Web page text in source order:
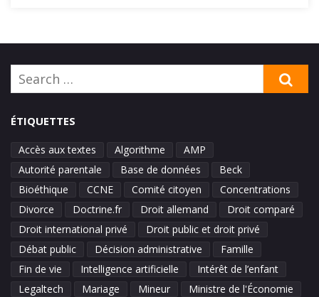
Search
for:
ÉTIQUETTES
Accès aux textes Algorithme
AMP
Autorité parentale
Base de données
Beck
Bioéthique
CCNE Comité citoyen
Concentrations
Divorce
Doctrine.fr Droit allemand
Droit comparé
Droit international privé
Droit public et droit privé
Débat public
Décision administrative
Famille
Fin de vie
Intelligence artificielle
Intérêt de l’enfant
Legaltech
Mariage Mineur
Ministre de l'Économie